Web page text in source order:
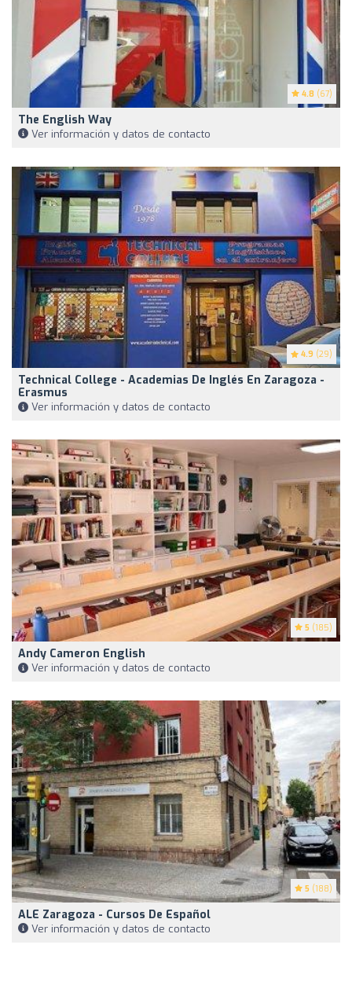
4.8 (67)
The English Way
Ver información y datos de contacto
4.9 (29)
Technical College - Academias De Inglés En Zaragoza -
Erasmus
Ver información y datos de contacto
5 (185)
Andy Cameron English
Ver información y datos de contacto
5 (188)
ALE Zaragoza - Cursos De Español
Ver información y datos de contacto